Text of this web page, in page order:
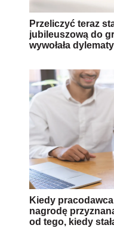
Przeliczyć teraz
jubileuszową do
wywołała
Kiedy
nagrodę
od tego, kiedy